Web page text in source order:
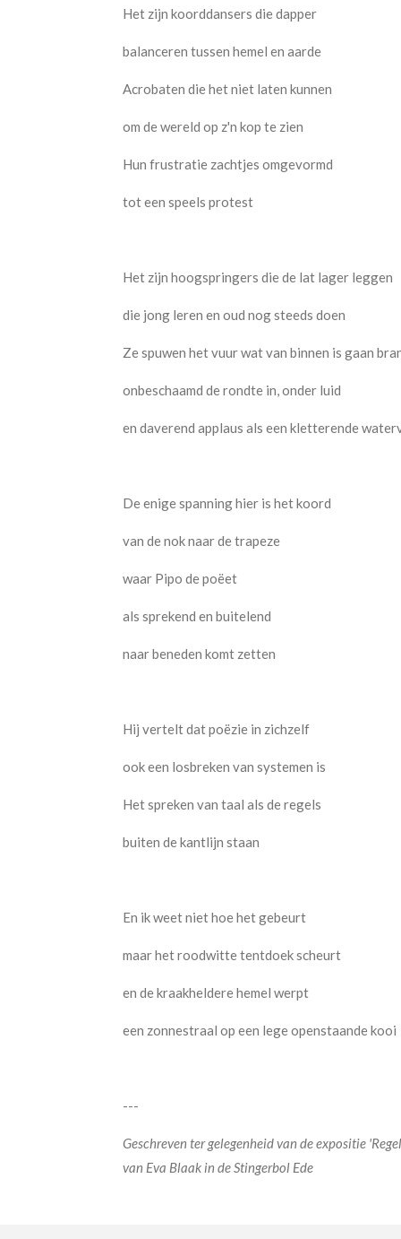
Het zijn koorddansers die dapper
balanceren tussen hemel en aarde
Acrobaten die het niet laten kunnen
om de wereld op z'n kop te zien
Hun frustratie zachtjes omgevormd
tot een speels protest
Het zijn hoogspringers die de lat lager leggen
die jong leren en oud nog steeds doen
Ze spuwen het vuur wat van binnen is gaan
onbeschaamd de rondte in, onder luid
en daverend applaus als een kletterende
De enige spanning hier is het koord
van de nok naar de trapeze
waar Pipo de poëet
als sprekend en buitelend
naar beneden komt zetten
Hij vertelt dat poëzie in zichzelf
ook een losbreken van systemen is
Het spreken van taal als de regels
buiten de kantlijn staan
En ik weet niet hoe het gebeurt
maar het roodwitte tentdoek scheurt
en de kraakheldere hemel werpt
een zonnestraal op een lege openstaande kooi
---
Geschreven ter gelegenheid van de expositie
van Eva Blaak in de Stingerbol Ede